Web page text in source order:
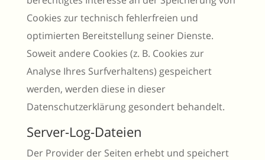
Cookies zur technisch fehlerfreien und
optimierten Bereitstellung seiner Dienste.
Soweit andere Cookies (z. B. Cookies zur
Analyse Ihres Surfverhaltens) gespeichert
werden, werden diese in dieser
Datenschutzerklärung gesondert behandelt.
Server-Log-Dateien
Der Provider der Seiten erhebt und speichert